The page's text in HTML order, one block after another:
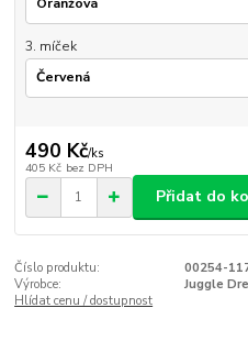
3. míček
490 Kč/ks
405 Kč bez DPH
Přidat do
Číslo produktu:
00254-
Výrobce:
Juggle
Hlídat cenu / dostupnost